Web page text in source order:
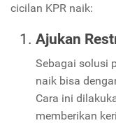
cicilan KPR naik:
Ajukan
Sebagai solusi
naik bisa
Cara ini
memberikan